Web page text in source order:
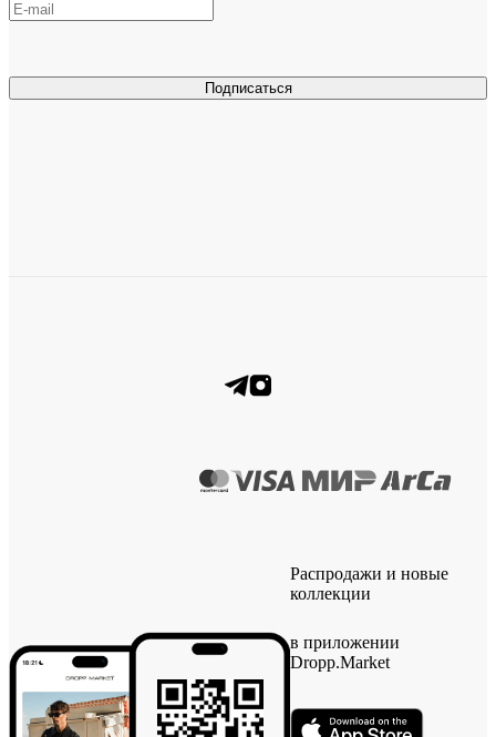
Подписаться
Распродажи и новые
коллекции
в приложении
Dropp.Market